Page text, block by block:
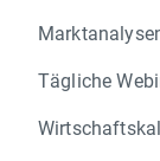
Tägliche